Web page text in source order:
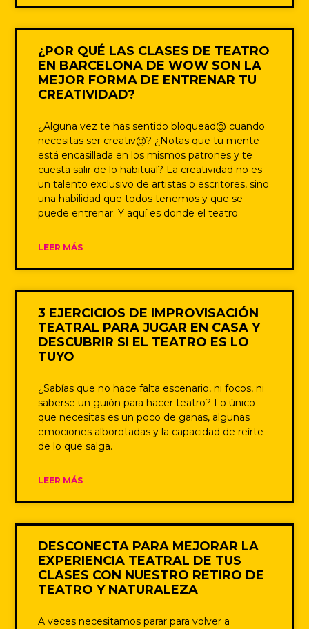
¿POR QUÉ LAS CLASES DE TEATRO
EN BARCELONA DE WOW SON LA
MEJOR FORMA DE ENTRENAR TU
CREATIVIDAD?
¿Alguna vez te has sentido bloquead@ cuando
necesitas ser creativ@? ¿Notas que tu mente
está encasillada en los mismos patrones y te
cuesta salir de lo habitual? La creatividad no es
un talento exclusivo de artistas o escritores, sino
una habilidad que todos tenemos y que se
puede entrenar. Y aquí es donde el teatro
LEER MÁS
3 EJERCICIOS DE IMPROVISACIÓN
TEATRAL PARA JUGAR EN CASA Y
DESCUBRIR SI EL TEATRO ES LO
TUYO
¿Sabías que no hace falta escenario, ni focos, ni
saberse un guión para hacer teatro? Lo único
que necesitas es un poco de ganas, algunas
emociones alborotadas y la capacidad de reírte
de lo que salga.
LEER MÁS
DESCONECTA PARA MEJORAR LA
EXPERIENCIA TEATRAL DE TUS
CLASES CON NUESTRO RETIRO DE
TEATRO Y NATURALEZA
A veces necesitamos parar para volver a